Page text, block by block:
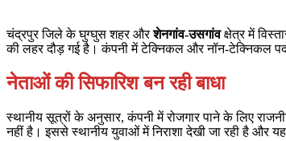
चंद्रपुर जिले के घुग्घुस शहर औरशेनगांव-उसगांवक्षेत्र में
की लहर दौड़ गई है। कंपनी में टेक्निकल और नॉन-टेक्निकल पदों
नेताओं की सिफारिश बन रही बाधा
स्थानीय सूत्रों के अनुसार, कंपनी में रोजगार पाने के लिए
नहीं है। इससे स्थानीय युवाओं में निराशा देखी जा रही है और